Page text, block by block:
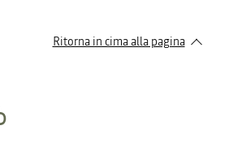
Ritorna in cima alla pagina